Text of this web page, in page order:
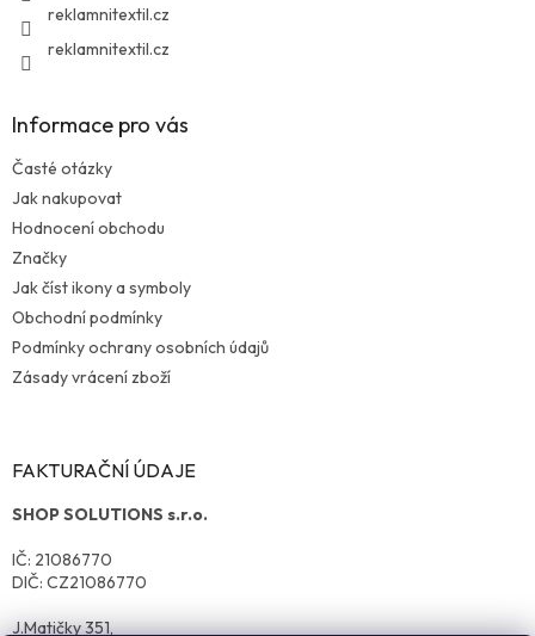
reklamnitextil.cz
reklamnitextil.cz
Informace pro vás
Časté otázky
Jak nakupovat
Hodnocení obchodu
Značky
Jak číst ikony a symboly
Obchodní podmínky
Podmínky ochrany osobních údajů
Zásady vrácení zboží
FAKTURAČNÍ ÚDAJE
SHOP SOLUTIONS s.r.o.
IČ: 21086770
DIČ: CZ21086770
J.Matičky 351,